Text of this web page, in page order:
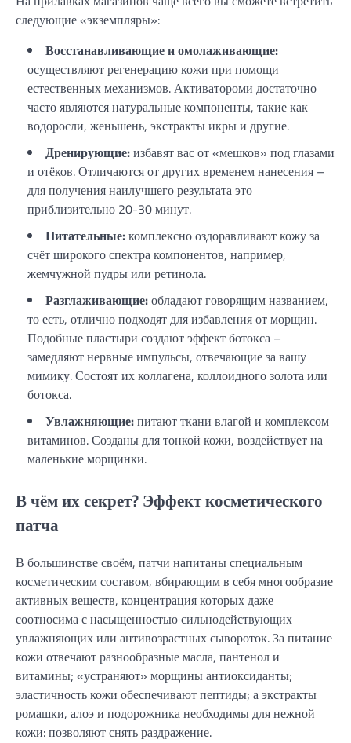
следующие «экземпляры»:
Восстанавливающие и омолаживающие:
осуществляют регенерацию кожи при помощи
естественных механизмов. Активатороми достаточно
часто являются натуральные компоненты, такие как
водоросли, женьшень, экстракты икры и другие.
Дренирующие:избавят вас от «мешков» под глазами
и отёков. Отличаются от других временем нанесения –
для получения наилучшего результата это
приблизительно 20-30 минут.
Питательные:комплексно оздоравливают кожу за
счёт широкого спектра компонентов, например,
жемчужной пудры или ретинола.
Разглаживающие:обладают говорящим названием,
то есть, отлично подходят для избавления от морщин.
Подобные пластыри создают эффект ботокса –
замедляют нервные импульсы, отвечающие за вашу
мимику. Состоят их коллагена, коллоидного золота или
ботокса.
Увлажняющие:питают ткани влагой и комплексом
витаминов. Созданы для тонкой кожи, воздействует на
маленькие морщинки.
В чём их секрет? Эффект косметического
патча
В большинстве своём, патчи напитаны специальным
косметическим составом, вбирающим в себя многообразие
активных веществ, концентрация которых даже
соотносима с насыщенностью сильнодействующих
увлажняющих или антивозрастных сывороток. За питание
кожи отвечают разнообразные масла, пантенол и
витамины; «устраняют» морщины антиоксиданты;
эластичность кожи обеспечивают пептиды; а экстракты
ромашки, алоэ и подорожника необходимы для нежной
кожи: позволяют снять раздражение.